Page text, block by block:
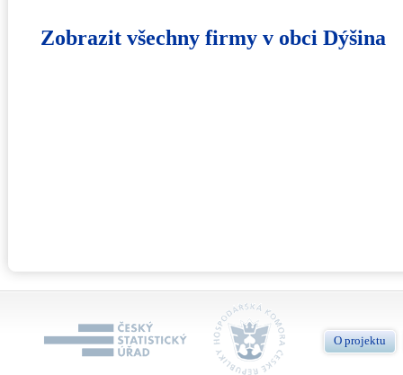
Zobrazit všechny firmy v obci Dýšina
O projektu